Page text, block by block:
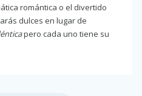
romántica o el divertido
dulces en lugar de
pero cada uno tiene su